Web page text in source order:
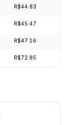
R$44.83
R$45.47
R$47.16
R$72.85